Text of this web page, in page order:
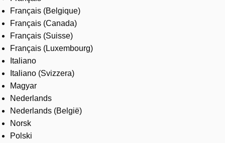
Français (Belgique)
Français (Canada)
Français (Suisse)
Français (Luxembourg)
Italiano
Italiano (Svizzera)
Magyar
Nederlands
Nederlands (België)
Norsk
Polski